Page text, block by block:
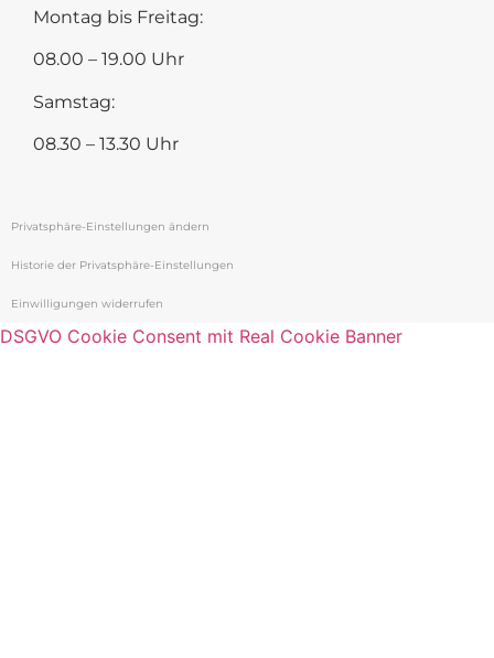
Montag bis Freitag:
08.00 – 19.00 Uhr
Samstag:
08.30 – 13.30 Uhr
Privatsphäre-Einstellungen ändern
Historie der Privatsphäre-Einstellungen
Einwilligungen widerrufen
DSGVO Cookie Consent mit Real Cookie Banner